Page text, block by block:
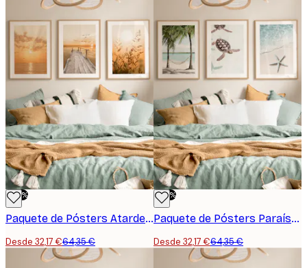
-50%
Paquete de Pósters Atardecer Silencio
Desde 32,17 €64,35 €
-50%
Paquete de Pósters Paraíso Tropical
Desde 32,17 €64,35 €